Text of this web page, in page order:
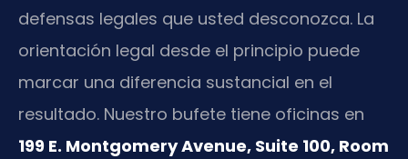
defensas legales que usted desconozca. La
orientación legal desde el principio puede
marcar una diferencia sustancial en el
resultado. Nuestro bufete tiene oficinas en
199 E. Montgomery Avenue, Suite 100, Room